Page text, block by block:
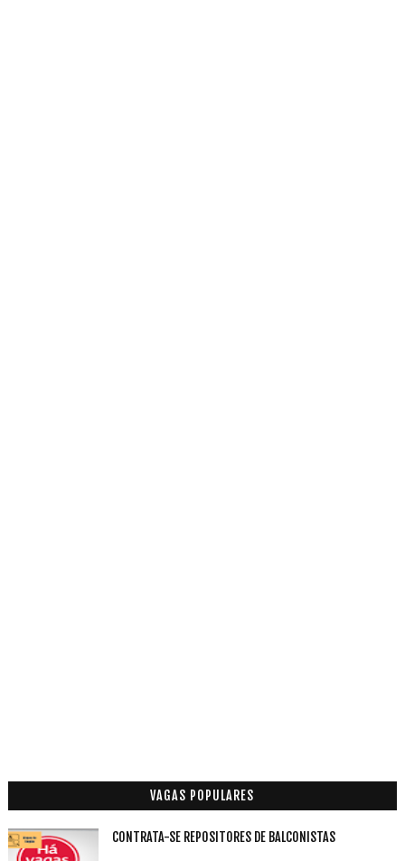
VAGAS POPULARES
CONTRATA-SE REPOSITORES DE BALCONISTAS